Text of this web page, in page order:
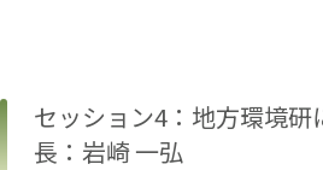
セッション4：地方環
長：岩崎 一弘